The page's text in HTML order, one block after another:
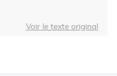
Voir le texte original